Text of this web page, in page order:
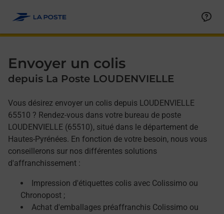
Envoyer un colis
depuis La Poste LOUDENVIELLE
Vous désirez envoyer un colis depuis LOUDENVIELLE
65510 ? Rendez-vous dans votre bureau de poste
LOUDENVIELLE (65510), situé dans le département de
Hautes-Pyrénées. En fonction de votre besoin, nous vous
conseillerons sur nos différentes solutions
d'affranchissement :
Impression d'étiquettes colis avec Colissimo ou
Chronopost ;
Achat d'emballages préaffranchis Colissimo ou